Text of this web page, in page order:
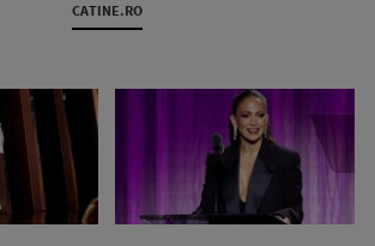
CATINE.RO